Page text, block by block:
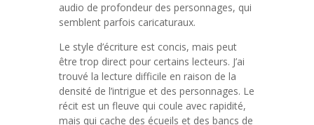
audio de profondeur des personnages, qui
semblent parfois caricaturaux.
Le style d’écriture est concis, mais peut
être trop direct pour certains lecteurs. J’ai
trouvé la lecture difficile en raison de la
densité de l’intrigue et des personnages. Le
récit est un fleuve qui coule avec rapidité,
mais qui cache des écueils et des bancs de